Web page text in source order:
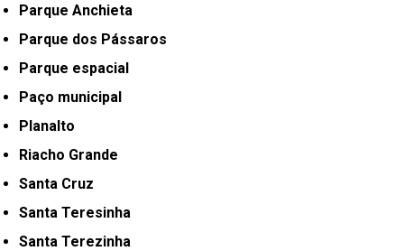
Parque Anchieta
Parque dos Pássaros
Parque espacial
Paço municipal
Planalto
Riacho Grande
Santa Cruz
Santa Teresinha
Santa Terezinha